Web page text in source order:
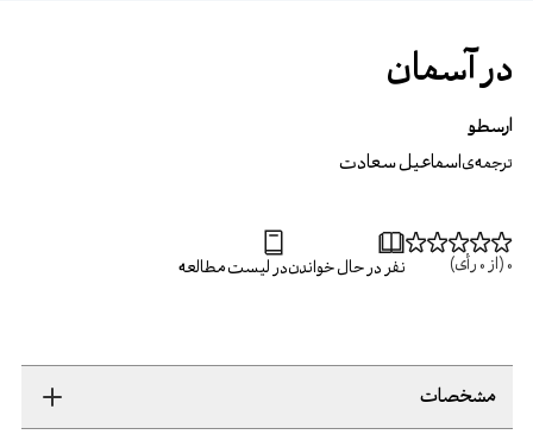
در آسمان
ارسطو
ترجمه‌یاسماعیل سعادت
0 (از 0 رأی) نفر در حال خواندندر لیست مطالعه
مشخصات